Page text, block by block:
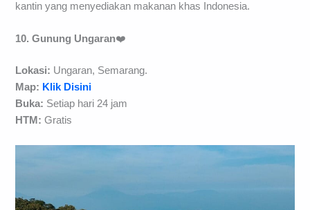
kantin yang menyediakan makanan khas Indonesia.
10. Gunung Ungaran❤️
Lokasi: Ungaran, Semarang.
Map: Klik Disini
Buka: Setiap hari 24 jam
HTM:Gratis